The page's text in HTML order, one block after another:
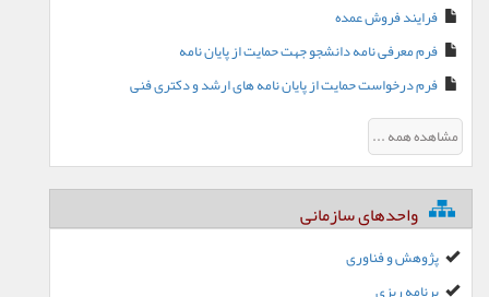
فرایند فروش عمده
فرم معرفی نامه دانشجو جهت حمایت از پایان نامه
فرم درخواست حمایت از پایان نامه های ارشد و دکتری فنی
مشاهده همه ...
واحدهای سازمانی
پژوهش و فناوری